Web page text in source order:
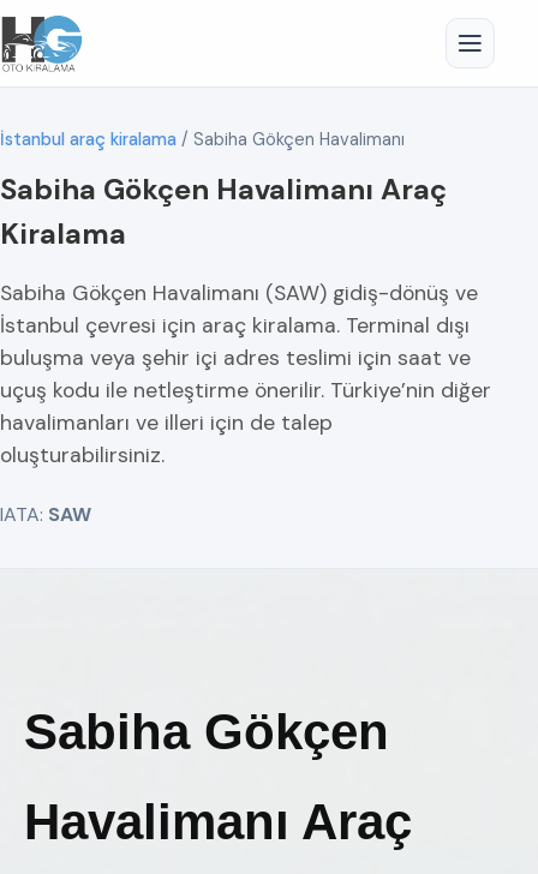
İstanbul araç kiralama / Sabiha Gökçen Havalimanı
Sabiha Gökçen Havalimanı Araç
Kiralama
Sabiha Gökçen Havalimanı (SAW) gidiş-dönüş ve
İstanbul çevresi için araç kiralama. Terminal dışı
buluşma veya şehir içi adres teslimi için saat ve
uçuş kodu ile netleştirme önerilir. Türkiye’nin diğer
havalimanları ve illeri için de talep
oluşturabilirsiniz.
IATA: SAW
Sabiha Gökçen
Havalimanı Araç